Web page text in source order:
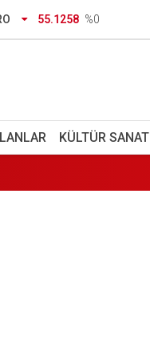
55.1258 %0
KÜLTÜR SANAT